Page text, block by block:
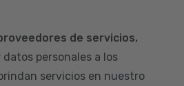
de servicios.
personales a los
servicios en nuestro